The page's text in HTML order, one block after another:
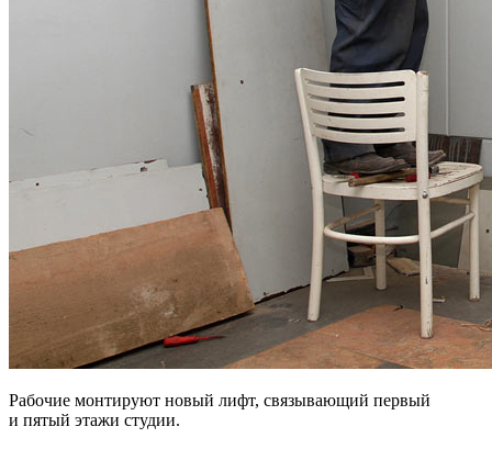
Рабочие монтируют новый лифт, связывающий первый
и пятый этажи студии.